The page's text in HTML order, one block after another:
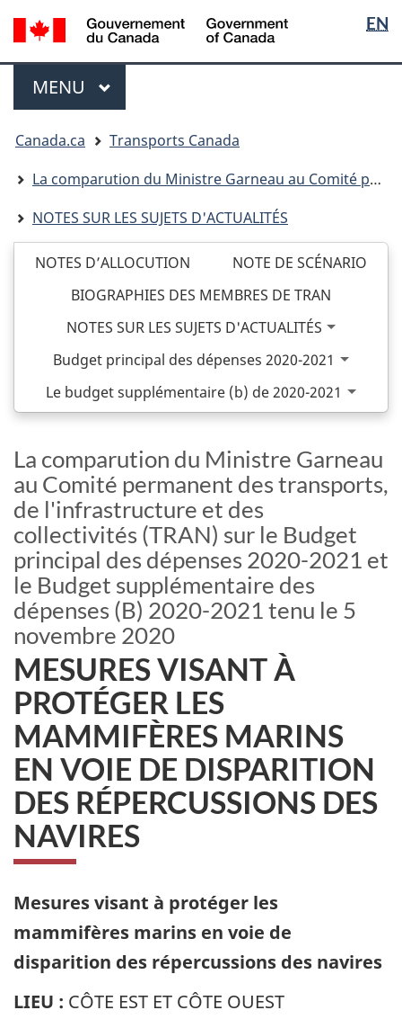
Aller
au
contenu
Skip
to
"About
Passer
à
la
la
EN
of
Menu
MENU PRINCIPAL
êtes
ici
Canada.ca
Transports Canada
La comparution du Ministre Garneau au Comité permanent des transports, de l'infrastructure et des collectivités (TRAN) sur le Budget principal des dépenses 2020-2021 et le Budget supplémentaire des dépenses (B) 2020-2021 tenu le 5 novembre 2020
NOTES SUR LES SUJETS D'ACTUALITÉS
NOTES D’ALLOCUTION
NOTE DE SCÉNARIO
BIOGRAPHIES DES MEMBRES DE TRAN
NOTES SUR LES SUJETS D'ACTUALITÉS
Budget principal des dépenses 2020-2021
Le budget supplémentaire (b) de 2020-2021
La comparution du Ministre Garneau
au Comité permanent des transports,
de l'infrastructure et des
collectivités (TRAN) sur le Budget
principal des dépenses 2020-2021 et
le Budget supplémentaire des
dépenses (B) 2020-2021 tenu le 5
novembre 2020
MESURES VISANT À
PROTÉGER LES
MAMMIFÈRES MARINS
EN VOIE DE DISPARITION
DES RÉPERCUSSIONS DES
NAVIRES
Mesures visant à protéger les
mammifères marins en voie de
disparition des répercussions des navires
LIEU : CÔTE EST ET CÔTE OUEST